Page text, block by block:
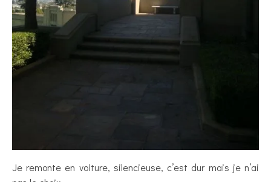
Je remonte en voiture, silencieuse, c’est dur mais je n’ai